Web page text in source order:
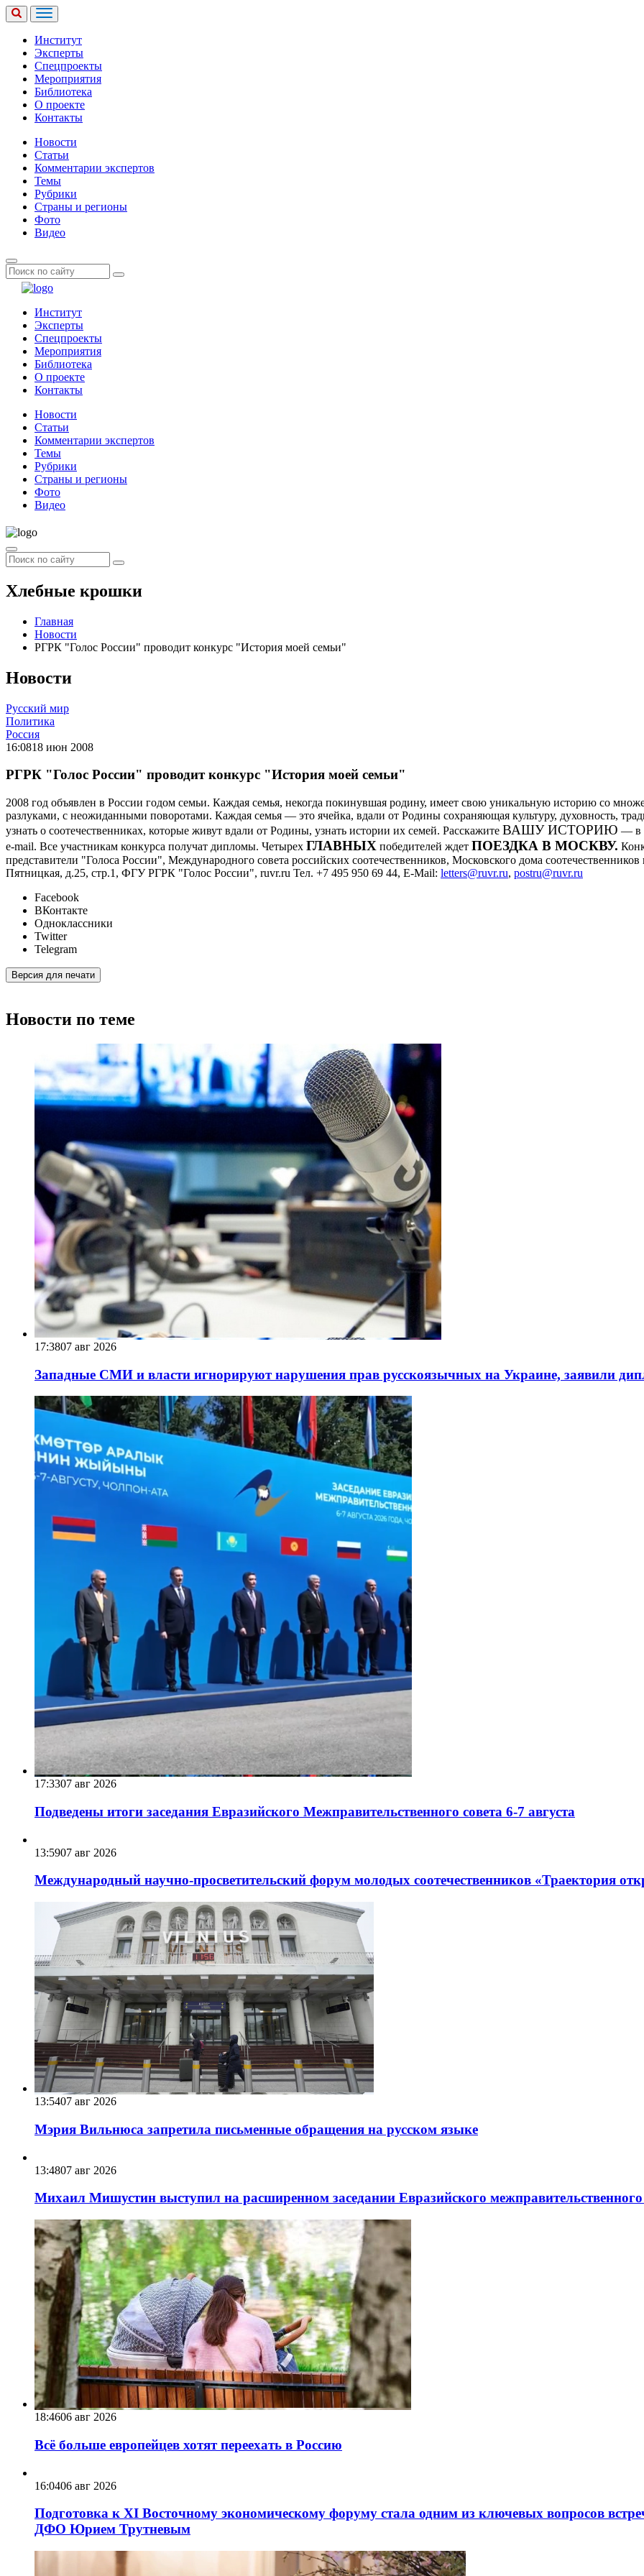
Институт
Эксперты
Спецпроекты
Мероприятия
Библиотека
О проекте
Контакты
Новости
Статьи
Комментарии экспертов
Темы
Рубрики
Страны и регионы
Фото
Видео
Институт
Эксперты
Спецпроекты
Мероприятия
Библиотека
О проекте
Контакты
Новости
Статьи
Комментарии экспертов
Темы
Рубрики
Страны и регионы
Фото
Видео
Хлебные крошки
Главная
Новости
РГРК "Голос России" проводит конкурс "История моей семьи"
Новости
Русский мир
Политика
Россия
16:0818 июн 2008
РГРК "Голос России" проводит конкурс "История моей семьи"
2008 год объявлен в России годом семьи. Каждая семья, некогда покинувшая родину, имеет свою уникальную историю со
разлуками, с неожиданными поворотами. Каждая семья — это ячейка, вдали от Родины сохраняющая культуру, духовность,
узнать о соотечественниках, которые живут вдали от Родины, узнать истории их семей. Расскажите ВАШУ ИСТОРИЮ — в
e-mail. Все участникам конкурса получат дипломы. Четырех ГЛАВНЫХ победителей ждет ПОЕЗДКА В МОСКВУ.
представители "Голоса России", Международного совета российских соотечественников, Московского дома
Пятницкая, д.25, стр.1, ФГУ РГРК "Голос России", ruvr.ru Тел. +7 495 950 69 44, E-Mail: letters@ruvr.ru, postru@ruvr.ru
Facebook
ВКонтакте
Одноклассники
Twitter
Telegram
Версия для печати
Новости по теме
17:3807 авг 2026
Западные СМИ и власти игнорируют нарушения прав русскоязычных на Украине, заявили
17:3307 авг 2026
Подведены итоги заседания Евразийского Межправительственного совета 6-7 августа
13:5907 авг 2026
Международный научно-просветительский форум молодых соотечественников «Траектория
13:5407 авг 2026
Мэрия Вильнюса запретила письменные обращения на русском языке
13:4807 авг 2026
Михаил Мишустин выступил на расширенном заседании Евразийского
18:4606 авг 2026
Всё больше европейцев хотят переехать в Россию
16:0406 авг 2026
Подготовка к XI Восточному экономическому форуму стала одним из ключевых вопросов
ДФО Юрием Трутневым